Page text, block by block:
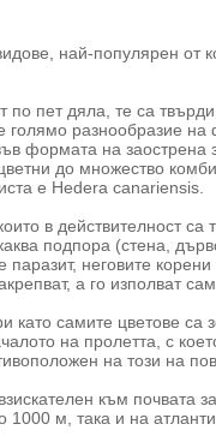
най-популярен от
пет дяла, те са
разнообразие
формата на заострена
до множество
е Hedera canariensis.
в действителност
подпора (стена,
неговите корени
а го изполват
като самите цветове
на пролетта, с
на този на
към почвата
1000 м, така и на